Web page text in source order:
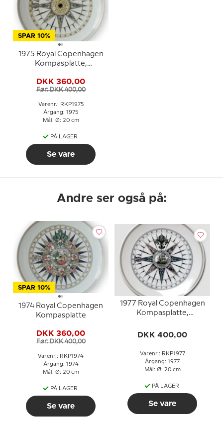
SPAR 10%
1975 Royal Copenhagen
Kompasplatte,
DKK 360,00
Før: DKK 400,00
Varenr.: RKP1975
Årgang: 1975
Mål: Ø: 20 cm
PÅ LAGER
Se vare
Andre ser også på:
SPAR 10%
1974 Royal Copenhagen
Kompasplatte
DKK 360,00
Før: DKK 400,00
Varenr.: RKP1974
Årgang: 1974
Mål: Ø: 20 cm
PÅ LAGER
Se vare
1977 Royal Copenhagen
Kompasplatte,
DKK 400,00
Varenr.: RKP1977
Årgang: 1977
Mål: Ø: 20 cm
PÅ LAGER
Se vare